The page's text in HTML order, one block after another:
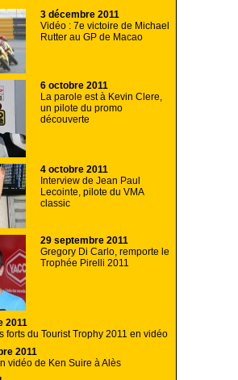
3 décembre 2011
Vidéo : 7e victoire de Michael
Rutter au GP de Macao
6 octobre 2011
La parole est à Kevin Clere,
un pilote du promo
découverte
4 octobre 2011
Interview de Jean Paul
Lecointe, pilote du VMA
classic
29 septembre 2011
Gregory Di Carlo, remporte le
Trophée Pirelli 2011
2011
forts du Tourist Trophy 2011 en vidéo
2011
vidéo de Ken Suire à Alès